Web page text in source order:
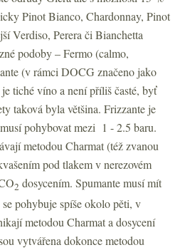
Pinot Bianco, Chardonnay, Pinot
Verdiso, Perera či Bianchetta
podoby – Fermo (calmo,
(v rámci DOCG značeno jako
tiché víno a není příliš časté, byť
taková byla většina. Frizzante je
pohybovat mezi 1 - 2.5 baru.
metodou Charmat (též zvanou
pod tlakem v nerezovém
2 dosycením. Spumante musí mít
pohybuje spíše okolo pěti, v
metodou Charmat a dosycení
vytvářena dokonce metodou